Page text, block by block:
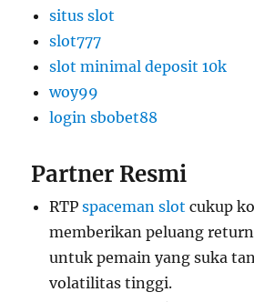
situs slot
slot777
slot minimal deposit 10k
woy99
login sbobet88
Partner Resmi
RTPspaceman slot cukup
memberikan peluang
untuk pemain yang suka
volatilitas tinggi.